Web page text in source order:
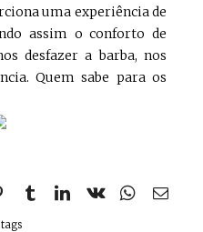
uma experiência de
assim o conforto de
desfazer a barba, nos
Quem sabe para os